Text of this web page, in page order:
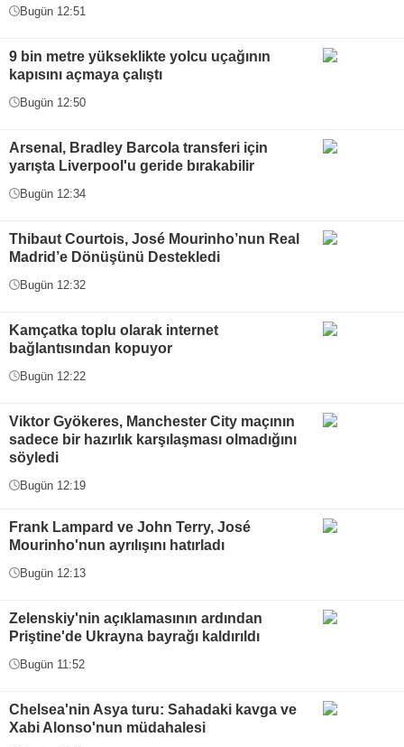
Bugün 12:51
9 bin metre yükseklikte yolcu uçağının
kapısını açmaya çalıştı
Bugün 12:50
Arsenal, Bradley Barcola transferi için
yarışta Liverpool'u geride bırakabilir
Bugün 12:34
Thibaut Courtois, José Mourinho’nun Real
Madrid’e Dönüşünü Destekledi
Bugün 12:32
Kamçatka toplu olarak internet
bağlantısından kopuyor
Bugün 12:22
Viktor Gyökeres, Manchester City maçının
sadece bir hazırlık karşılaşması olmadığını
söyledi
Bugün 12:19
Frank Lampard ve John Terry, José
Mourinho'nun ayrılışını hatırladı
Bugün 12:13
Zelenskiy'nin açıklamasının ardından
Priştine'de Ukrayna bayrağı kaldırıldı
Bugün 11:52
Chelsea'nin Asya turu: Sahadaki kavga ve
Xabi Alonso'nun müdahalesi